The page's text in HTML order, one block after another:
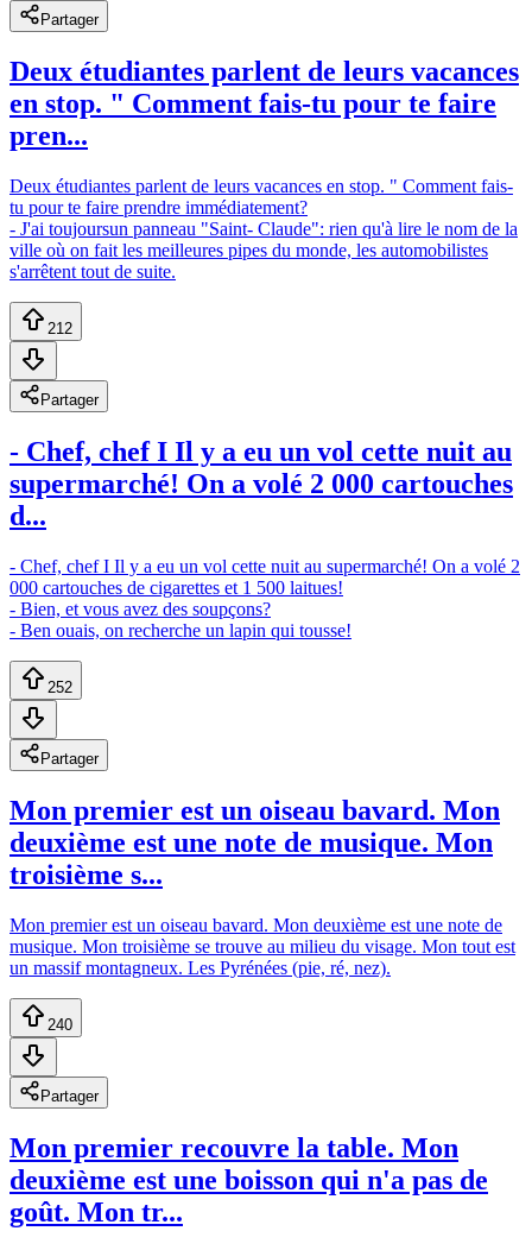
Partager
Deux étudiantes parlent de leurs vacances
en stop. " Comment fais-tu pour te faire
pren...
Deux étudiantes parlent de leurs vacances en stop. " Comment fais-
tu pour te faire prendre immédiatement?
- J'ai toujoursun panneau "Saint- Claude": rien qu'à lire le nom de la
ville où on fait les meilleures pipes du monde, les automobilistes
s'arrêtent tout de suite.
212
Partager
- Chef, chef I Il y a eu un vol cette nuit au
supermarché! On a volé 2 000 cartouches
d...
- Chef, chef I Il y a eu un vol cette nuit au supermarché! On a volé 2
000 cartouches de cigarettes et 1 500 laitues!
- Bien, et vous avez des soupçons?
- Ben ouais, on recherche un lapin qui tousse!
252
Partager
Mon premier est un oiseau bavard. Mon
deuxième est une note de musique. Mon
troisième s...
Mon premier est un oiseau bavard. Mon deuxième est une note de
musique. Mon troisième se trouve au milieu du visage. Mon tout est
un massif montagneux. Les Pyrénées (pie, ré, nez).
240
Partager
Mon premier recouvre la table. Mon
deuxième est une boisson qui n'a pas de
goût. Mon tr...